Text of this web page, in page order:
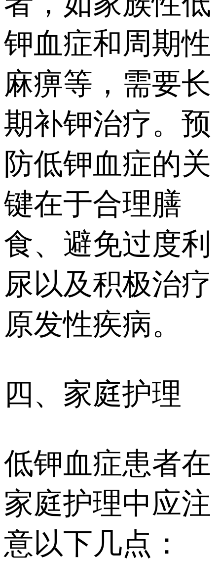
钾血症和周期性
麻痹等，需要长
期补钾治疗。预
防低钾血症的关
键在于合理膳
食、避免过度利
尿以及积极治疗
原发性疾病。
四、家庭护理
低钾血症患者在
家庭护理中应注
意以下几点：